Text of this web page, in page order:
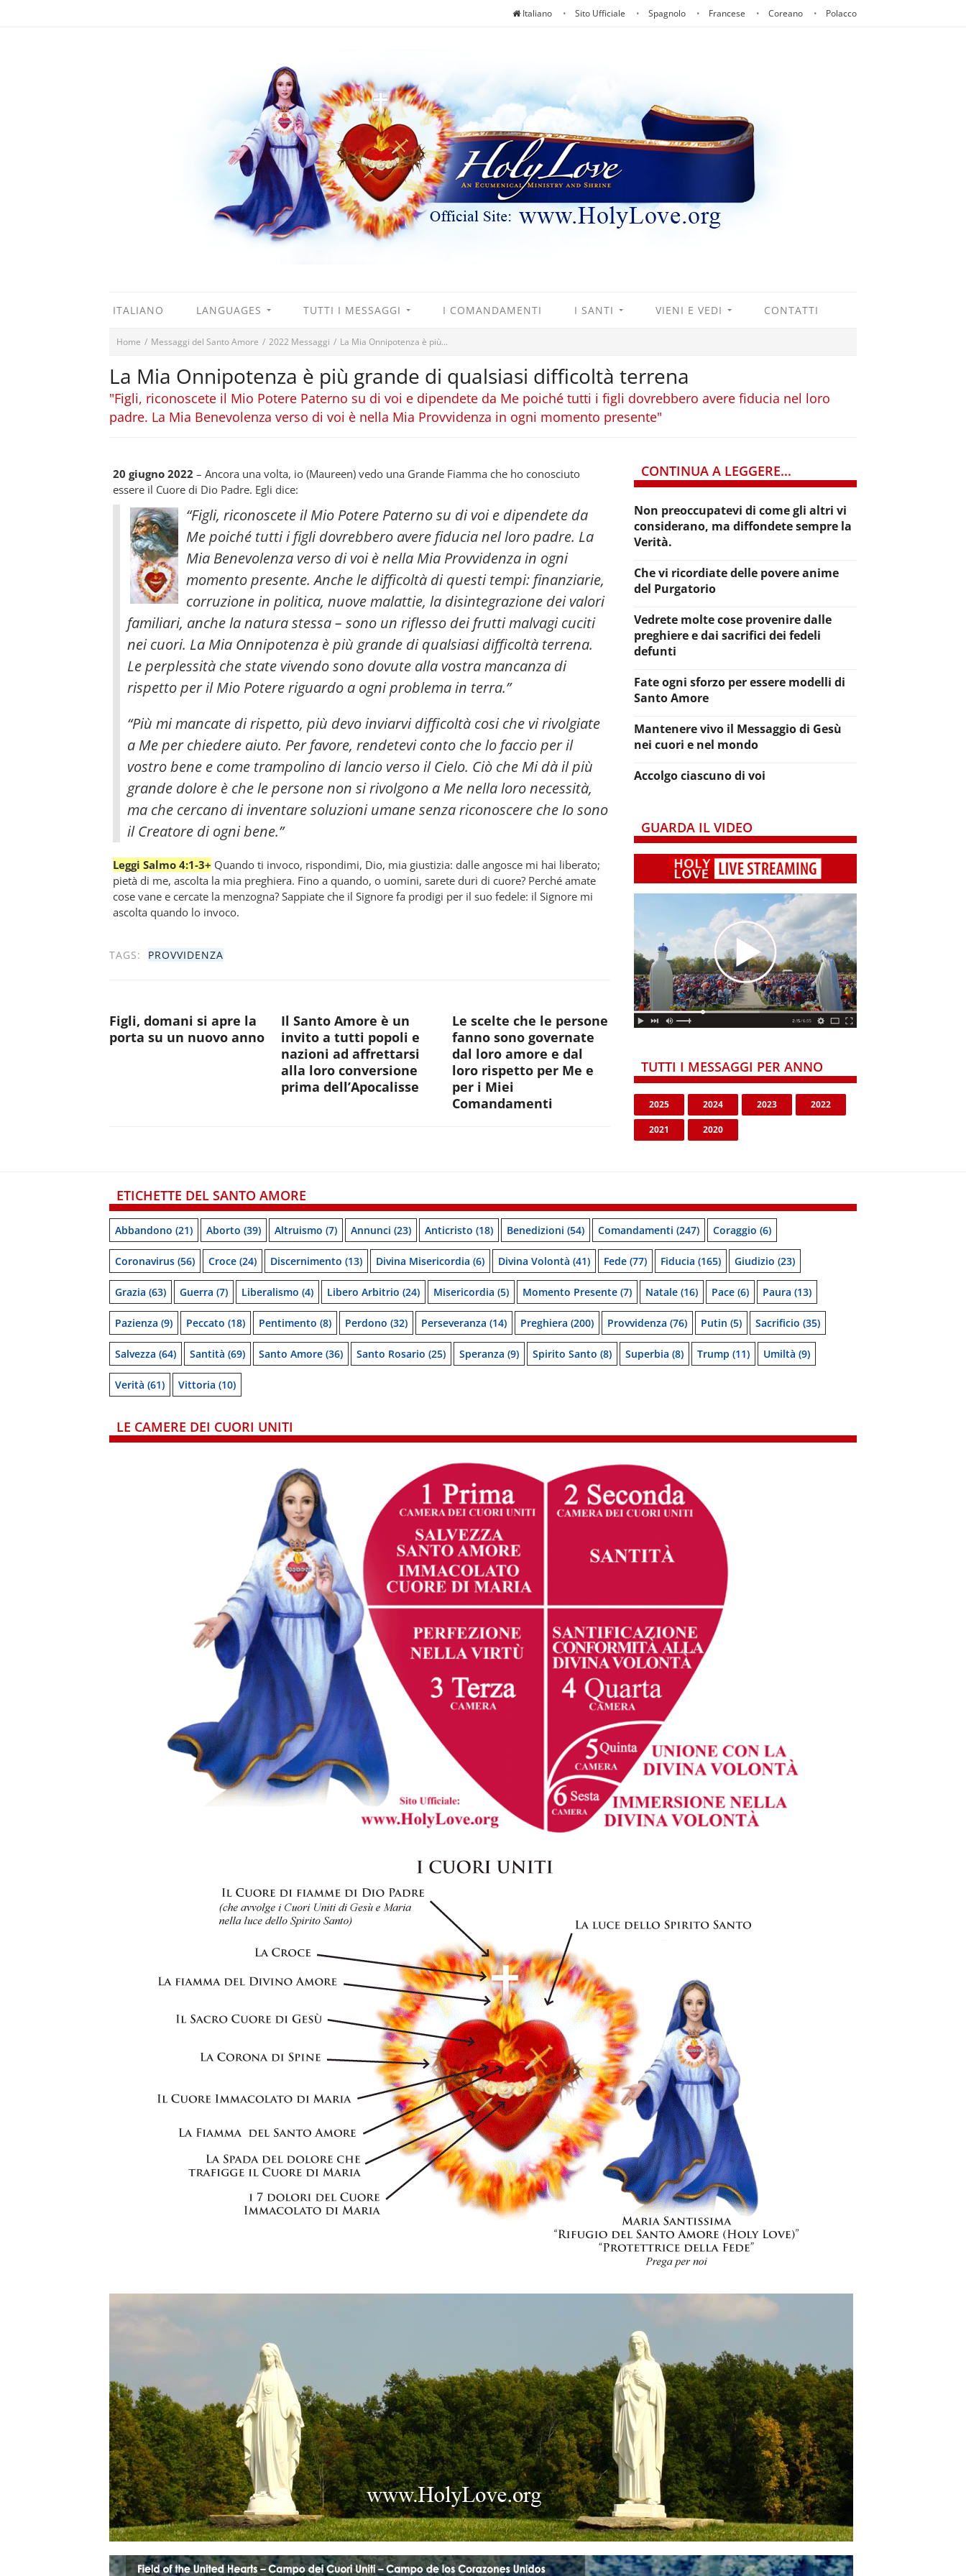
Italiano Sito Ufficiale Spagnolo Francese Coreano Polacco
ITALIANO LANGUAGES TUTTI I MESSAGGI I COMANDAMENTI I SANTI VIENI E VEDI CONTATTI
Home / Messaggi del Santo Amore / 2022 Messaggi / La Mia Onnipotenza è più...
La Mia Onnipotenza è più grande di qualsiasi difficoltà terrena
"Figli, riconoscete il Mio Potere Paterno su di voi e dipendete da Me poiché tutti i figli dovrebbero avere fiducia nel loro
padre. La Mia Benevolenza verso di voi è nella Mia Provvidenza in ogni momento presente"
20 giugno 2022 – Ancora una volta, io (Maureen) vedo una Grande Fiamma che ho conosciuto
essere il Cuore di Dio Padre. Egli dice:
“Figli, riconoscete il Mio Potere Paterno su di voi e dipendete da
Me poiché tutti i figli dovrebbero avere fiducia nel loro padre. La
Mia Benevolenza verso di voi è nella Mia Provvidenza in ogni
momento presente. Anche le difficoltà di questi tempi: finanziarie,
corruzione in politica, nuove malattie, la disintegrazione dei valori
familiari, anche la natura stessa – sono un riflesso dei frutti malvagi cuciti
nei cuori. La Mia Onnipotenza è più grande di qualsiasi difficoltà terrena.
Le perplessità che state vivendo sono dovute alla vostra mancanza di
rispetto per il Mio Potere riguardo a ogni problema in terra.”
“Più mi mancate di rispetto, più devo inviarvi difficoltà cosi che vi rivolgiate
a Me per chiedere aiuto. Per favore, rendetevi conto che lo faccio per il
vostro bene e come trampolino di lancio verso il Cielo. Ciò che Mi dà il più
grande dolore è che le persone non si rivolgono a Me nella loro necessità,
ma che cercano di inventare soluzioni umane senza riconoscere che Io sono
il Creatore di ogni bene.”
Leggi Salmo 4:1-3+ Quando ti invoco, rispondimi, Dio, mia giustizia: dalle angosce mi hai liberato;
pietà di me, ascolta la mia preghiera. Fino a quando, o uomini, sarete duri di cuore? Perché amate
cose vane e cercate la menzogna? Sappiate che il Signore fa prodigi per il suo fedele: il Signore mi
ascolta quando lo invoco.
TAGS: PROVVIDENZA
Figli, domani si apre la
porta su un nuovo anno
Il Santo Amore è un
invito a tutti popoli e
nazioni ad affrettarsi
alla loro conversione
prima dell’Apocalisse
Le scelte che le persone
fanno sono governate
dal loro amore e dal
loro rispetto per Me e
per i Miei
Comandamenti
CONTINUA A LEGGERE...
Non preoccupatevi di come gli altri vi
considerano, ma diffondete sempre la
Verità.
Che vi ricordiate delle povere anime
del Purgatorio
Vedrete molte cose provenire dalle
preghiere e dai sacrifici dei fedeli
defunti
Fate ogni sforzo per essere modelli di
Santo Amore
Mantenere vivo il Messaggio di Gesù
nei cuori e nel mondo
Accolgo ciascuno di voi
GUARDA IL VIDEO
TUTTI I MESSAGGI PER ANNO
2025 2024 2023 2022
2021 2020
ETICHETTE DEL SANTO AMORE
Abbandono (21) Aborto (39) Altruismo (7) Annunci (23) Anticristo (18) Benedizioni (54) Comandamenti (247) Coraggio (6)
Coronavirus (56) Croce (24) Discernimento (13) Divina Misericordia (6) Divina Volontà (41) Fede (77) Fiducia (165) Giudizio (23)
Grazia (63) Guerra (7) Liberalismo (4) Libero Arbitrio (24) Misericordia (5) Momento Presente (7) Natale (16) Pace (6) Paura (13)
Pazienza (9) Peccato (18) Pentimento (8) Perdono (32) Perseveranza (14) Preghiera (200) Provvidenza (76) Putin (5) Sacrificio (35)
Salvezza (64) Santità (69) Santo Amore (36) Santo Rosario (25) Speranza (9) Spirito Santo (8) Superbia (8) Trump (11) Umiltà (9)
Verità (61) Vittoria (10)
LE CAMERE DEI CUORI UNITI